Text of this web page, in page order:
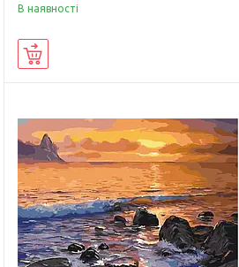
В наявності